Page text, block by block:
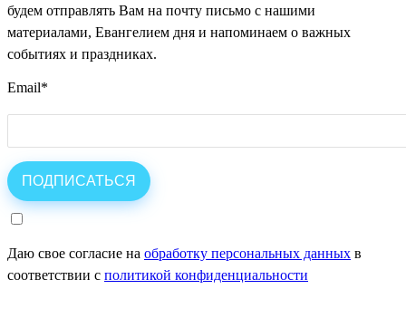
будем отправлять Вам на почту письмо с нашими
материалами, Евангелием дня и напоминаем о важных
событиях и праздниках.
Email*
Даю свое согласие на обработку персональных данных в
соответствии с политикой конфиденциальности